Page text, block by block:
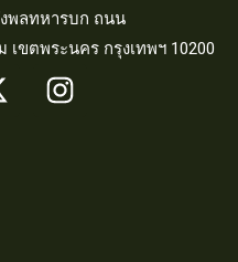
พลทหารบก ถนน
ขตพระนคร กรุงเทพฯ 10200